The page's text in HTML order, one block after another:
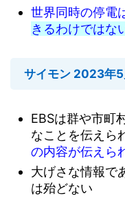
世界同時の停電
きるわけではな
サイモン 2023年
EBSは群や市町
なことを伝えら
の内容が伝えら
大げさな情報で
は殆どない